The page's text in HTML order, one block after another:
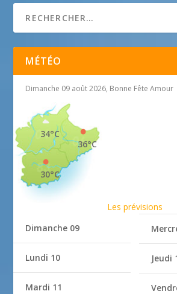
MÉTÉO
Dimanche 09 août 2026, Bonne Fête Amour
36°C
34°C
30°C
Les prévisions
Dimanche 09
Lundi 10
Mardi 11
Jeudi